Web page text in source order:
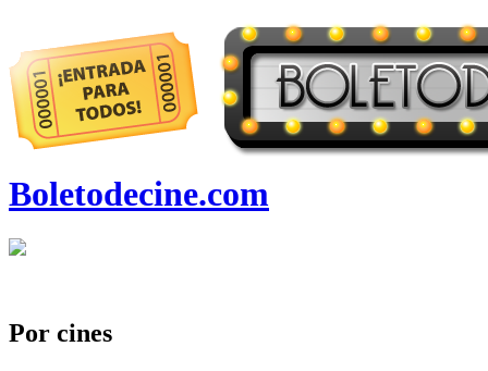
Boletodecine.com
Por cines